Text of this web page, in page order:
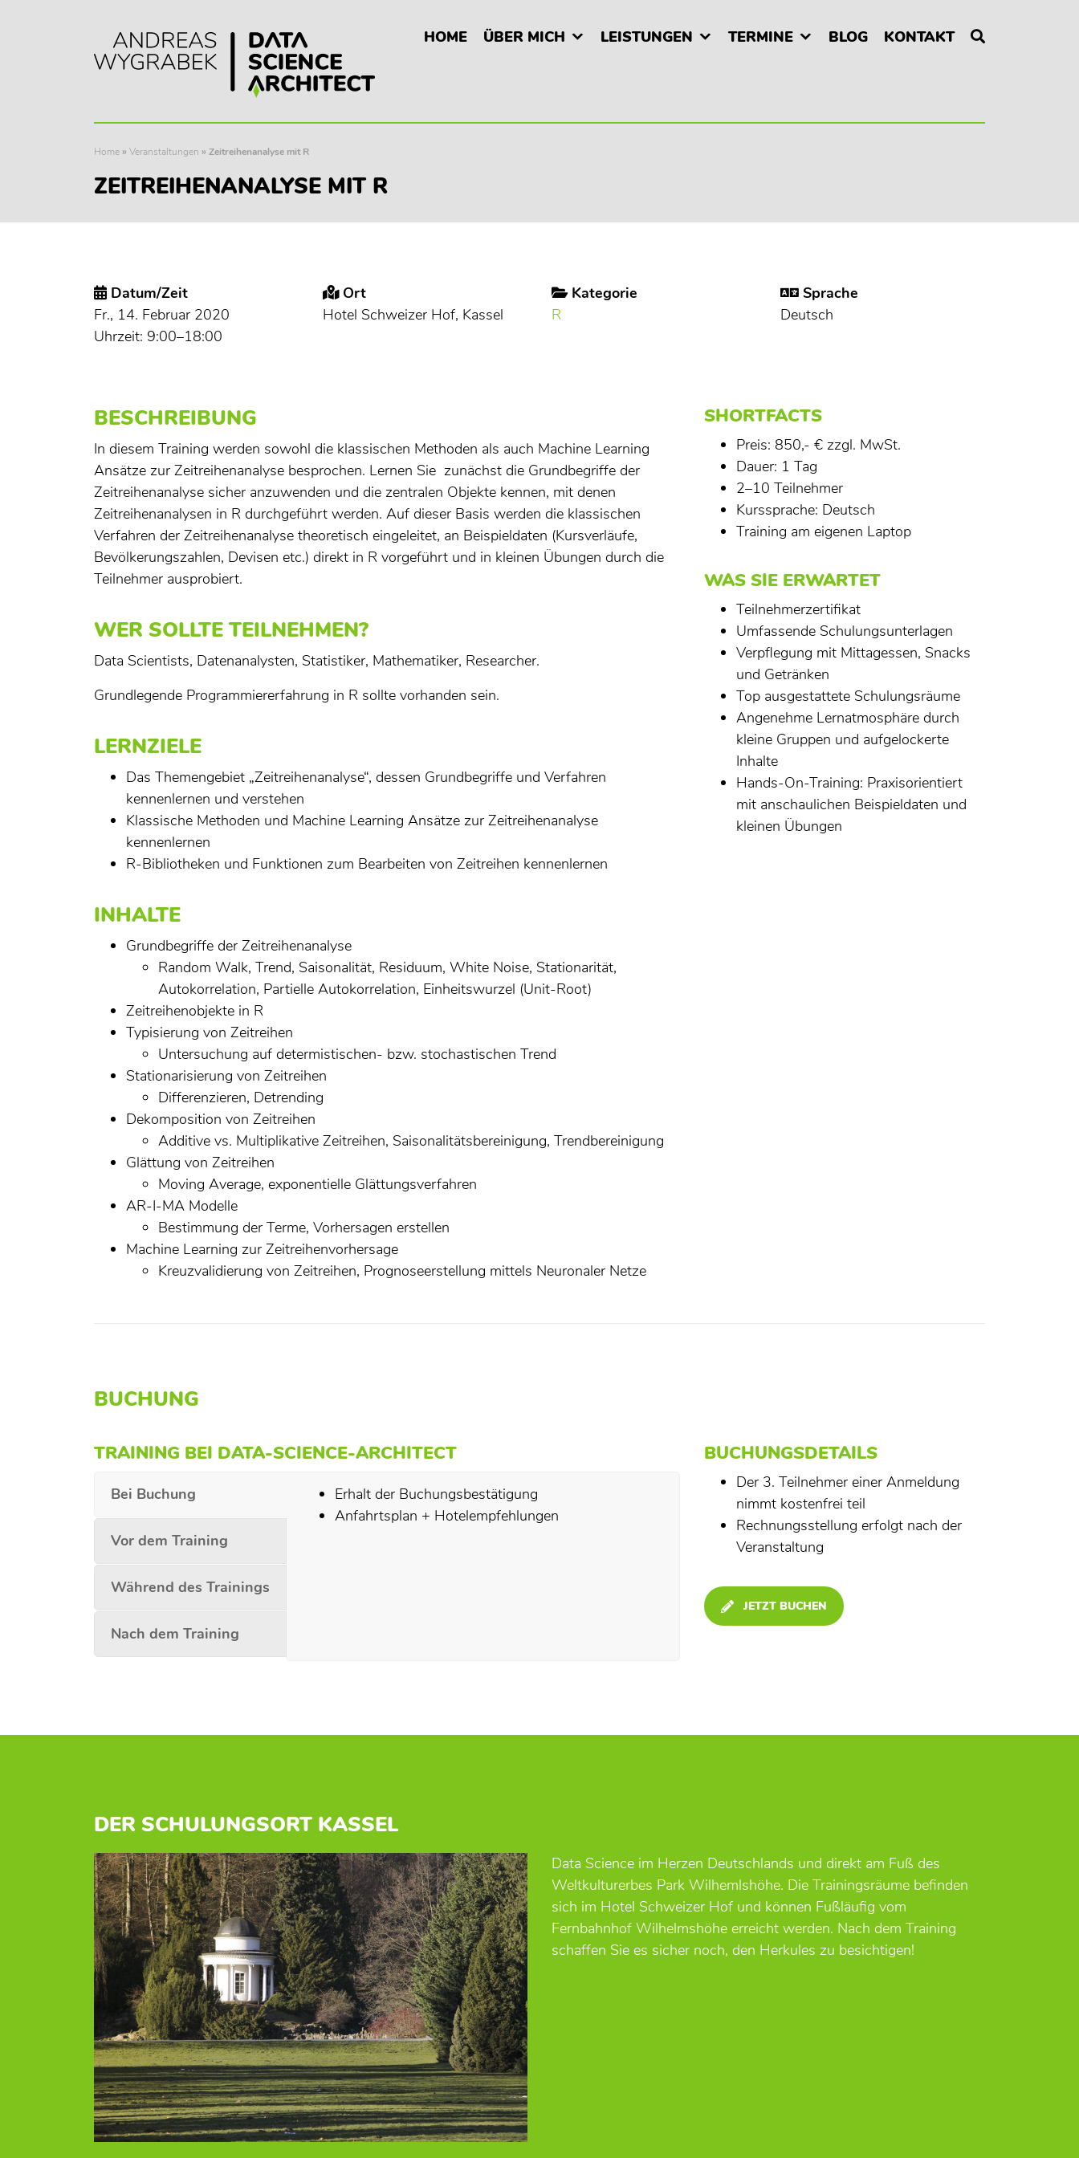
HOME ÜBER MICH LEISTUNGEN TERMINE BLOG KONTAKT
Home » Veranstaltungen » Zeitreihenanalyse mit R
ZEITREIHENANALYSE MIT R
Datum/Zeit
Fr., 14. Februar 2020
Uhrzeit: 9:00–18:00
Ort
Hotel Schweizer Hof, Kassel
Kategorie
R
Sprache
Deutsch
BESCHREIBUNG
In diesem Training werden sowohl die klassischen Methoden als auch Machine Learning
Ansätze zur Zeitreihenanalyse besprochen. Lernen Sie zunächst die Grundbegriffe der
Zeitreihenanalyse sicher anzuwenden und die zentralen Objekte kennen, mit denen
Zeitreihenanalysen in R durchgeführt werden. Auf dieser Basis werden die klassischen
Verfahren der Zeitreihenanalyse theoretisch eingeleitet, an Beispieldaten (Kursverläufe,
Bevölkerungszahlen, Devisen etc.) direkt in R vorgeführt und in kleinen Übungen durch die
Teilnehmer ausprobiert.
WER SOLLTE TEILNEHMEN?
Data Scientists, Datenanalysten, Statistiker, Mathematiker, Researcher.
Grundlegende Programmiererfahrung in R sollte vorhanden sein.
LERNZIELE
Das Themengebiet „Zeitreihenanalyse“, dessen Grundbegriffe und Verfahren
kennenlernen und verstehen
Klassische Methoden und Machine Learning Ansätze zur Zeitreihenanalyse
kennenlernen
R-Bibliotheken und Funktionen zum Bearbeiten von Zeitreihen kennenlernen
INHALTE
Grundbegriffe der Zeitreihenanalyse
Random Walk, Trend, Saisonalität, Residuum, White Noise, Stationarität,
Autokorrelation, Partielle Autokorrelation, Einheitswurzel (Unit-Root)
Zeitreihenobjekte in R
Typisierung von Zeitreihen
Untersuchung auf determistischen- bzw. stochastischen Trend
Stationarisierung von Zeitreihen
Differenzieren, Detrending
Dekomposition von Zeitreihen
Additive vs. Multiplikative Zeitreihen, Saisonalitätsbereinigung, Trendbereinigung
Glättung von Zeitreihen
Moving Average, exponentielle Glättungsverfahren
AR-I-MA Modelle
Bestimmung der Terme, Vorhersagen erstellen
Machine Learning zur Zeitreihenvorhersage
Kreuzvalidierung von Zeitreihen, Prognoseerstellung mittels Neuronaler Netze
SHORTFACTS
Preis: 850,- € zzgl. MwSt.
Dauer: 1 Tag
2–10 Teilnehmer
Kurssprache: Deutsch
Training am eigenen Laptop
WAS SIE ERWARTET
Teilnehmerzertifikat
Umfassende Schulungsunterlagen
Verpflegung mit Mittagessen, Snacks
und Getränken
Top ausgestattete Schulungsräume
Angenehme Lernatmosphäre durch
kleine Gruppen und aufgelockerte
Inhalte
Hands-On-Training: Praxisorientiert
mit anschaulichen Beispieldaten und
kleinen Übungen
BUCHUNG
TRAINING BEI DATA-SCIENCE-ARCHITECT
Bei Buchung
Vor dem Training
Während des Trainings
Nach dem Training
Erhalt der Buchungsbestätigung
Anfahrtsplan + Hotelempfehlungen
BUCHUNGSDETAILS
Der 3. Teilnehmer einer Anmeldung
nimmt kostenfrei teil
Rechnungsstellung erfolgt nach der
Veranstaltung
JETZT BUCHEN
DER SCHULUNGSORT KASSEL
Data Science im Herzen Deutschlands und direkt am Fuß des
Weltkulturerbes Park Wilhemlshöhe. Die Trainingsräume befinden
sich im Hotel Schweizer Hof und können Fußläufig vom
Fernbahnhof Wilhelmshöhe erreicht werden. Nach dem Training
schaffen Sie es sicher noch, den Herkules zu besichtigen!